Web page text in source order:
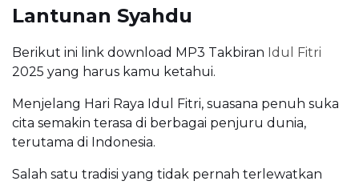
Lantunan Syahdu
Berikut ini link download MP3 Takbiran Idul Fitri
2025 yang harus kamu ketahui.
Menjelang Hari Raya Idul Fitri, suasana penuh suka
cita semakin terasa di berbagai penjuru dunia,
terutama di Indonesia.
Salah satu tradisi yang tidak pernah terlewatkan